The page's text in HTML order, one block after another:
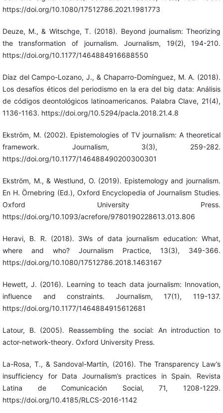
https://doi.org/10.1080/17512786.2021.1981773
Deuze, M., & Witschge, T. (2018). Beyond journalism: Theorizing
the transformation of journalism. Journalism, 19(2), 194-210.
https://doi.org/10.1177/1464884916688550
Díaz del Campo-Lozano, J., & Chaparro-Domínguez, M. A. (2018).
Los desafíos éticos del periodismo en la era del big data: Análisis
de códigos deontológicos latinoamericanos. Palabra Clave, 21(4),
1136-1163. https://doi.org/10.5294/pacla.2018.21.4.8
Ekström, M. (2002). Epistemologies of TV journalism: A theoretical
framework. Journalism, 3(3), 259-282.
https://doi.org/10.1177/146488490200300301
Ekström, M., & Westlund, O. (2019). Epistemology and journalism.
En H. Örnebring (Ed.), Oxford Encyclopedia of Journalism Studies.
Oxford University Press.
https://doi.org/10.1093/acrefore/9780190228613.013.806
Heravi, B. R. (2018). 3Ws of data journalism education: What,
where and who? Journalism Practice, 13(3), 349-366.
https://doi.org/10.1080/17512786.2018.1463167
Hewett, J. (2016). Learning to teach data journalism: Innovation,
influence and constraints. Journalism, 17(1), 119-137.
https://doi.org/10.1177/1464884915612681
Latour, B. (2005). Reassembling the social: An introduction to
actor-network-theory. Oxford University Press.
La-Rosa, T., & Sandoval-Martín, (2016). The Transparency Law’s
insufficiency for Data Journalism’s practices in Spain. Revista
Latina de Comunicación Social, 71, 1208-1229.
https://doi.org/10.4185/RLCS-2016-1142